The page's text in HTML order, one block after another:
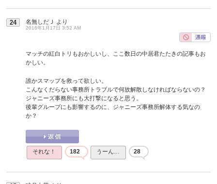
24 名無しだＪ より
2016年1月17日 3:52 AM
マッチの紅白トリもおかしいし、ここ数日の中居君たたきの記事もお
かしい。
誰かスマップを救って欲しい。
こんなくだらない事務所トラブルで何故解散しなければならないの？
ジャニーズ事務所にも大打撃になると思う。
後輩グループにも影響するのに、ジャニーズ事務所解体する気なの
か？
それな！ 182 うーん… 28